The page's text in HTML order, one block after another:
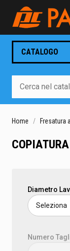
CATALOGO
Home Fresatura
COPIATURA
Diametro
Numero